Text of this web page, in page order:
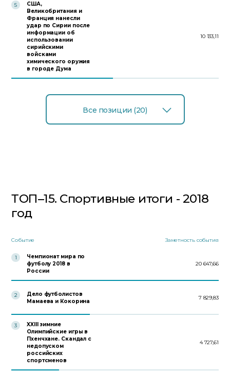
5
США,
Великобритания и
Франция нанесли
удар по Сирии после
информации об
использовании
сирийскими
войсками
химического оружия
в городе Дума
10 133,11
Все позиции (20)
ТОП–15. Спортивные итоги - 2018
год
Событие Заметность события
1
Чемпионат мира по
футболу 2018 в
России
20 647,66
2
Дело футболистов
Мамаева и Кокорина
7 829,83
3
XXIII зимние
Олимпийские игры в
Пхенчхане. Скандал с
недопуском
российских
спортсменов
4 727,61